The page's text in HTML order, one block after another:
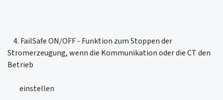
4. FailSafe ON/OFF - Funktion zum Stoppen der
Stromerzeugung, wenn die Kommunikation oder die CT den
Betrieb
einstellen